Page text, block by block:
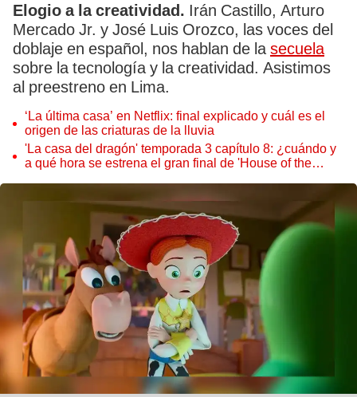
Elogio a la creatividad. Irán Castillo, Arturo
Mercado Jr. y José Luis Orozco, las voces del
doblaje en español, nos hablan de la secuela
sobre la tecnología y la creatividad. Asistimos
al preestreno en Lima.
‘La última casa’ en Netflix: final explicado y cuál es el
origen de las criaturas de la lluvia
'La casa del dragón' temporada 3 capítulo 8: ¿cuándo y
a qué hora se estrena el gran final de 'House of the